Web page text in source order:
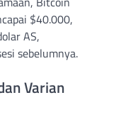
$40.000,
AS,
sebelumnya.
Varian